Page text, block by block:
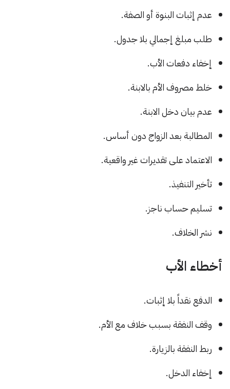
عدم إثبات البنوة أو الصفة.
طلب مبلغ إجمالي بلا جدول.
إخفاء دفعات الأب.
خلط مصروف الأم بالابنة.
عدم بيان دخل الابنة.
المطالبة بعد الزواج دون أساس.
الاعتماد على تقديرات غير واقعية.
تأخير التنفيذ.
تسليم حساب ناجز.
نشر الخلاف.
أخطاء الأب
الدفع نقداً بلا إثبات.
وقف النفقة بسبب خلاف مع الأم.
ربط النفقة بالزيارة.
إخفاء الدخل.